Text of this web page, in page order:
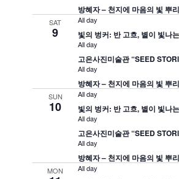
방혜자 – 천지에 마음의 빛 뿌
SAT
9
All day
빛의 벙커: 반 고흐, 별이 빛나
All day
고은사진미술관 “SEED
All day
방혜자 – 천지에 마음의 빛 뿌
SUN
10
All day
빛의 벙커: 반 고흐, 별이 빛나
All day
고은사진미술관 “SEED
All day
방혜자 – 천지에 마음의 빛 뿌
MON All day